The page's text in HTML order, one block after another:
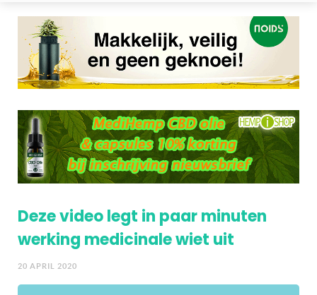
Deze video legt in paar minuten
werking medicinale wiet uit
20 APRIL 2020